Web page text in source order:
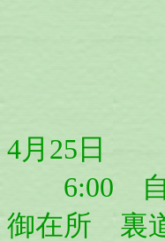
4月25日
6:00 自
御在所 裏